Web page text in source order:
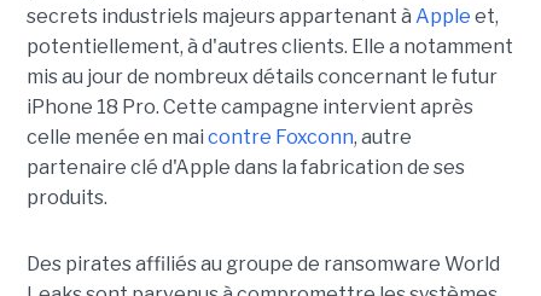
secrets industriels majeurs appartenant à Apple et,
potentiellement, à d'autres clients. Elle a notamment
mis au jour de nombreux détails concernant le futur
iPhone 18 Pro. Cette campagne intervient après
celle menée en mai contre Foxconn, autre
partenaire clé d'Apple dans la fabrication de ses
produits.
Des pirates affiliés au groupe de ransomware World